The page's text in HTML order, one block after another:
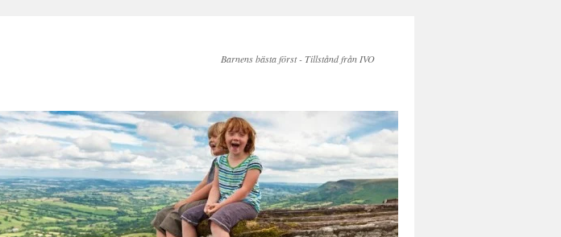
Barnens bästa först - Tillstånd från IVO